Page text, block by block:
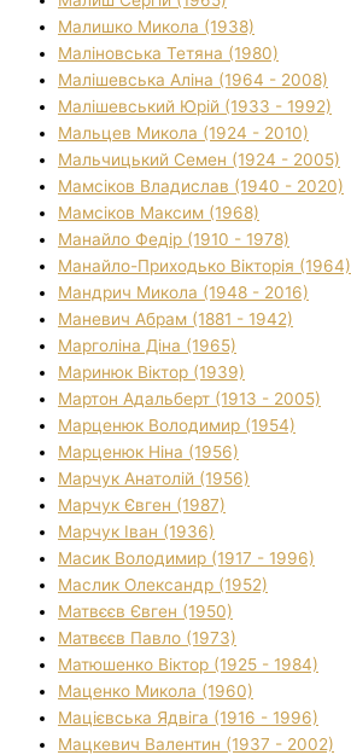
Малишко Микола (1938)
Маліновська Тетяна (1980)
Малішевська Аліна (1964 - 2008)
Малішевський Юрій (1933 - 1992)
Мальцев Микола (1924 - 2010)
Мальчицький Семен (1924 - 2005)
Мамсіков Владислав (1940 - 2020)
Мамсіков Максим (1968)
Манайло Федір (1910 - 1978)
Манайло-Приходько Вікторія (1964)
Мандрич Микола (1948 - 2016)
Маневич Абрам (1881 - 1942)
Марголіна Діна (1965)
Маринюк Віктор (1939)
Мартон Адальберт (1913 - 2005)
Марценюк Володимир (1954)
Марценюк Ніна (1956)
Марчук Анатолій (1956)
Марчук Євген (1987)
Марчук Іван (1936)
Масик Володимир (1917 - 1996)
Маслик Олександр (1952)
Матвєєв Євген (1950)
Матвєєв Павло (1973)
Матюшенко Віктор (1925 - 1984)
Маценко Микола (1960)
Мацієвська Ядвіга (1916 - 1996)
Мацкевич Валентин (1937 - 2002)